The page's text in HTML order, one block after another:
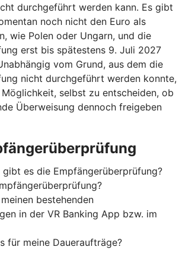
durchgeführt werden kann. Es gibt
noch nicht den Euro als
wie Polen oder Ungarn, und die
erst bis spätestens 9. Juli 2027
vom Grund, aus dem die
nicht durchgeführt werden konnte,
selbst zu entscheiden, ob
Überweisung dennoch freigeben
gibt es die Empfängerüberprüfung?
bestehenden
in der VR Banking App bzw. im
für meine Daueraufträge?